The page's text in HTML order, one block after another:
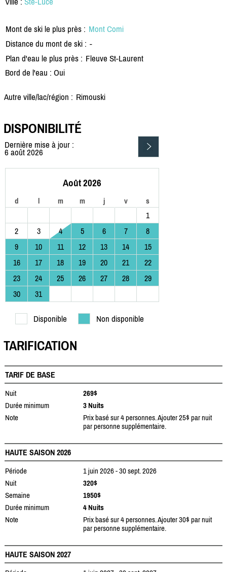
Mont de ski le plus près : Mont Comi
Distance du mont de ski : -
Plan d'eau le plus près : Fleuve St-Laurent
Bord de l'eau : Oui
Autre ville/lac/région : Rimouski
DISPONIBILITÉ
Dernière mise à jour :
6 août 2026
Août 2026
d l m m j v s
1
2
3 4 5 6 7
8
9
10 11 12 13 14
15
16
17 18 19 20 21
22
23
24 25 26 27 28
29
30
31
Disponible Non disponible
TARIFICATION
TARIF DE BASE
Nuit
269$
Durée minimum
3 Nuits
Note
Prix basé sur 4 personnes. Ajouter 25$ par nuit
par personne supplémentaire.
HAUTE SAISON 2026
Période
1 juin 2026 - 30 sept. 2026
Nuit
320$
Semaine
1950$
Durée minimum
4 Nuits
Note
Prix basé sur 4 personnes. Ajouter 30$ par nuit
par personne supplémentaire.
HAUTE SAISON 2027